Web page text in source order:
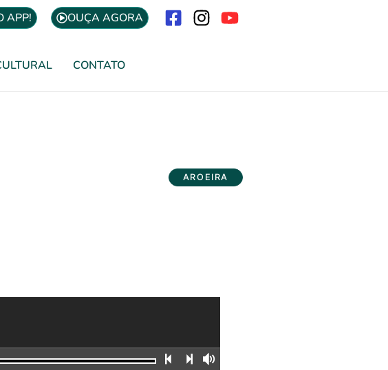
APP! OUÇA AGORA
CONTATO
AROEIRA
Faixa anterior
Próxima faixa